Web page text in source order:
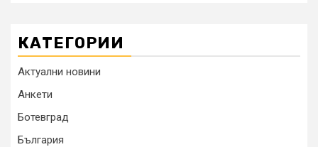
КАТЕГОРИИ
Актуални новини
Анкети
Ботевград
България